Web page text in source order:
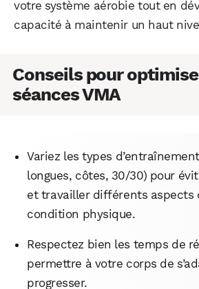
votre système aérobie tout en
capacité à maintenir un haut
Conseils pour
séances VMA
Variez les types
longues, côtes, 30/30) pour
et travailler différents aspects
condition physique.
Respectez bien les temps de
permettre à votre corps de
progresser.